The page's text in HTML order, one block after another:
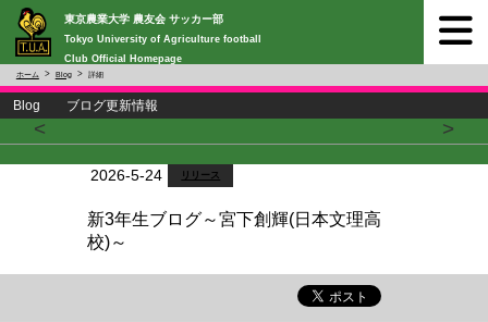
東京農業大学 農友会 サッカー部
Tokyo University of Agriculture football
Club Official Homepage
ホーム Blog 詳細
Blog ブログ更新情報
< >
2026-5-24 リリース
新3年生ブログ～宮下創輝(日本文理高
校)～